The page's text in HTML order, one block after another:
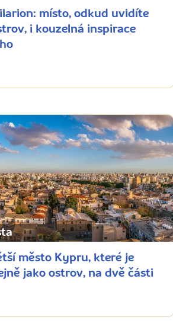
místo, odkud uvidíte
i kouzelná inspirace
město Kypru, které je
jako ostrov, na dvě části